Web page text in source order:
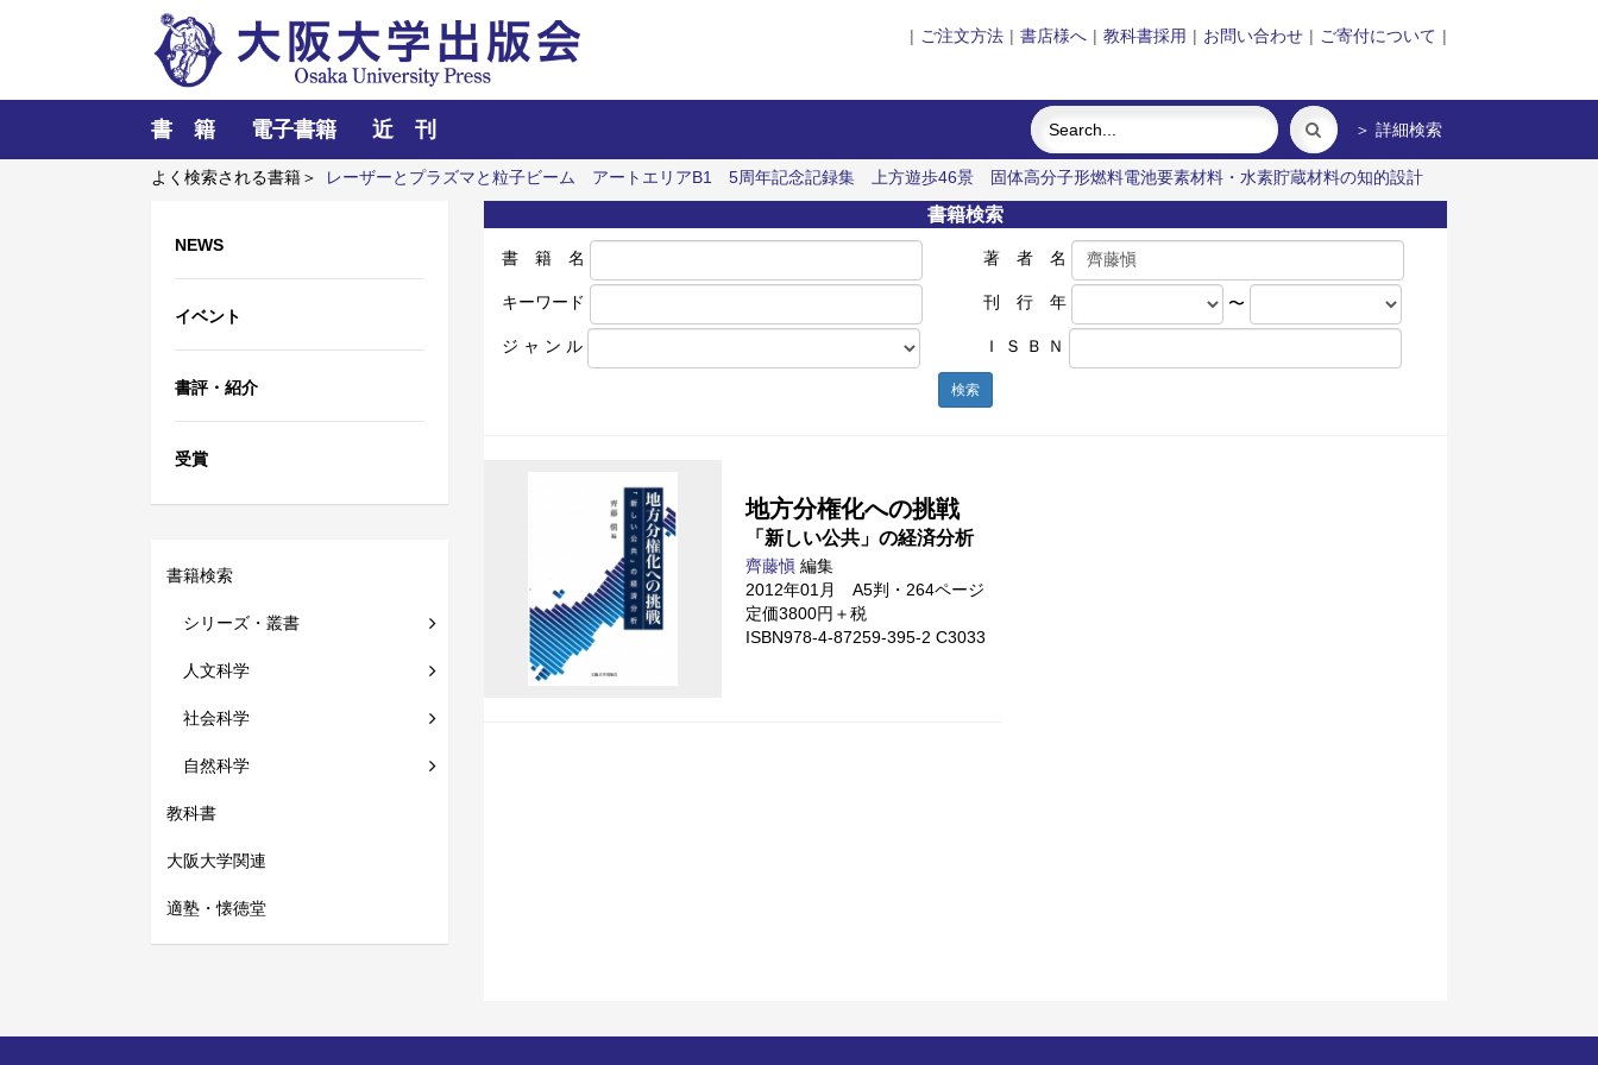
| ご注文方法 | 書店様へ | 教科書採用 | お問い合わせ | ご寄付について |
書 籍 電子書籍 近 刊 ＞ 詳細検索
よく検索される書籍＞ レーザーとプラズマと粒子ビーム アートエリアB1 5周年記念記録集 上方遊歩46景
固体高分子形燃料電池要素材料・水素貯蔵材料の知的設計
ロレックスの経営史
NEWS
イベント
書評・紹介
受賞
書籍検索
シリーズ・叢書
人文科学
社会科学
自然科学
教科書
大阪大学関連
適塾・懐徳堂
書籍検索
書 籍 名 著 者 名
キーワード 刊 行 年 〜
ジ ャ ン ル Ｉ Ｓ Ｂ Ｎ
検索
地方分権化への挑戦
「新しい公共」の経済分析
齊藤愼 編集
2012年01月 A5判・264ページ
定価3800円＋税
ISBN978-4-87259-395-2 C3033